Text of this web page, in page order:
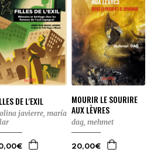
DE L'EXIL
javierre, maría
MOURIR LE SOURIRE
AUX LÈVRES
dag, mehmet
20,00€